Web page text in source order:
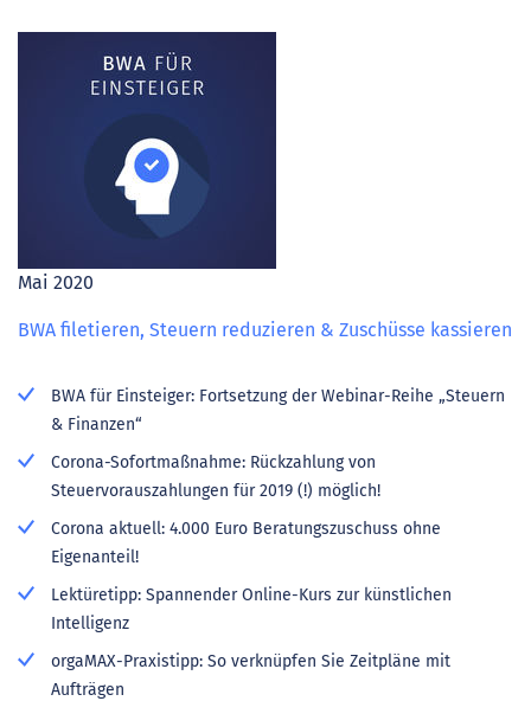
Mai 2020
BWA filetieren, Steuern reduzieren & Zuschüsse kassieren
BWA für Einsteiger: Fortsetzung der Webinar-Reihe „Steuern
& Finanzen“
Corona-Sofortmaßnahme: Rückzahlung von
Steuervorauszahlungen für 2019 (!) möglich!
Corona aktuell: 4.000 Euro Beratungszuschuss ohne
Eigenanteil!
Lektüretipp: Spannender Online-Kurs zur künstlichen
Intelligenz
orgaMAX-Praxistipp: So verknüpfen Sie Zeitpläne mit
Aufträgen